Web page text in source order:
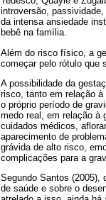
introversão,
da intensa ansiedade
bebê na família.
Além do risco físico, a
começar pelo rótulo que
A possibilidade da
risco, tanto em relação
o próprio período de
medo real, em relação à
cuidados médicos,
aparecimento de
grávida de alto risco,
complicações para a
Segundo Santos (2005),
de saúde e sobre o